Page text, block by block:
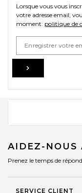
Lorsque vous vous
votre adresse email,
moment. politique de
AIDEZ-NOUS
Prenez le temps de
SERVICE CLIENT